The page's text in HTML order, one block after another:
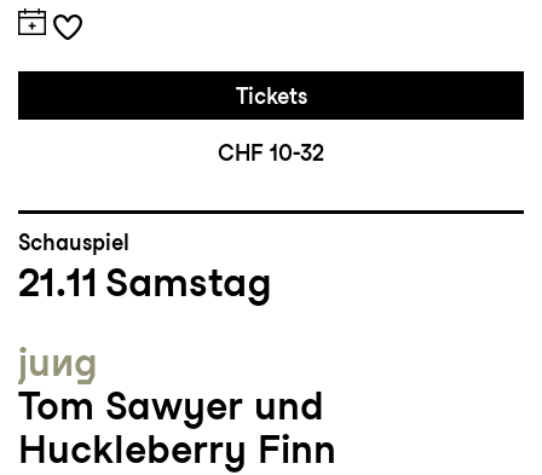
Tickets
CHF 10-32
Schauspiel
21.11 Samstag
jung
Tom Sawyer und
Huckleberry Finn